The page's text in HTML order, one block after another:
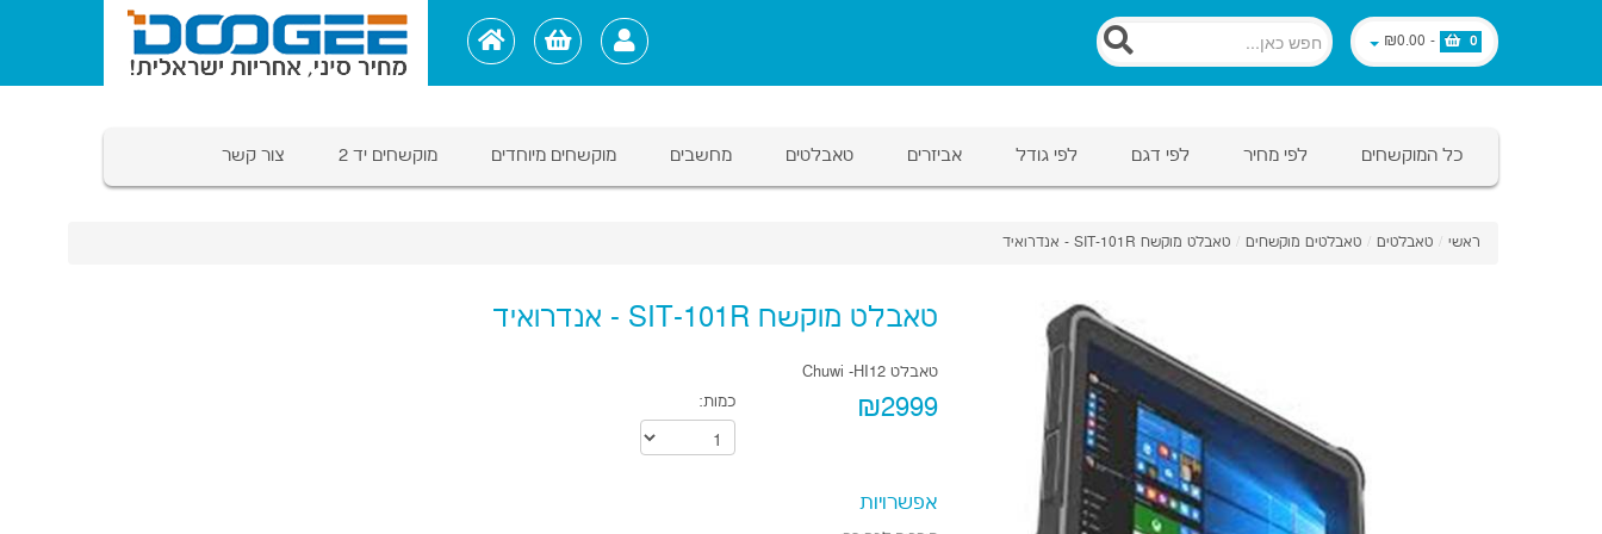
0
-
₪0.00
כל המוקשחים לפי מחיר לפי דגם לפי גודל אביזרים טאבלטים מחשבים מוקשחים מיוחדים מוקשחים יד 2 צור קשר
ראשי / טאבלטים / טאבלטים מוקשחים / טאבלט מוקשח SIT-101R - אנדרואיד
טאבלט מוקשח SIT-101R - אנדרואיד
טאבלט Chuwi -HI12
₪2999 כמות:
אפשרויות